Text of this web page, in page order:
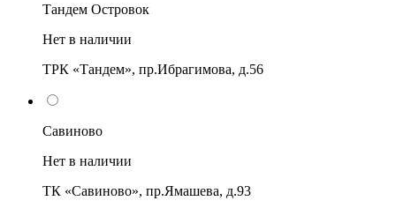
Тандем Островок
Нет в наличии
ТРК «Тандем», пр.Ибрагимова, д.56
Савиново
Нет в наличии
ТК «Савиново», пр.Ямашева, д.93